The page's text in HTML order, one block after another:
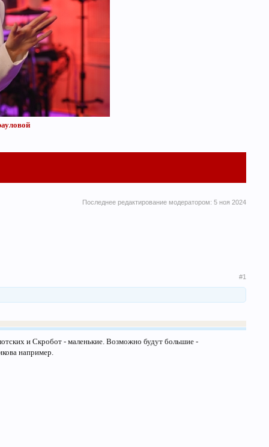
Последнее редактирование модератором: 5 ноя 2024
#1
и Скробот - маленькие. Возможно будут большие -
например.